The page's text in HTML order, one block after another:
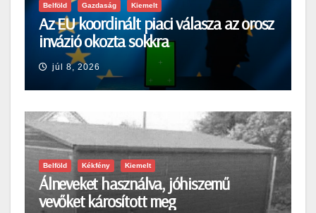
Belföld Gazdaság Kiemelt
Az EU koordinált piaci válasza az orosz
invázió okozta sokkra
júl 8, 2026
Belföld Kékfény Kiemelt
Álneveket használva, jóhiszemű
vevőket károsított meg